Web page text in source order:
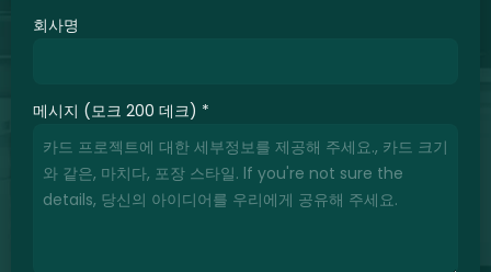
회사명
메시지 (모크 200 데크) *